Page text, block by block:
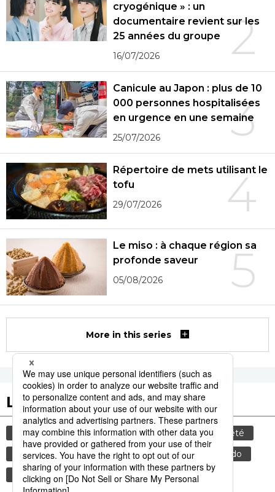
2
cryogénique » : un
documentaire revient sur les
25 années du groupe
16/07/2026
3
Canicule au Japon : plus de 10
000 personnes hospitalisées
en urgence en une semaine
25/07/2026
4
Répertoire de mets utilisant le
tofu
29/07/2026
5
Le miso : à chaque région sa
profonde saveur
05/08/2026
More in this series
Les tags populaires
culture gastronomie tourisme
société
histoire
animal femme sexe
edo
bœuf